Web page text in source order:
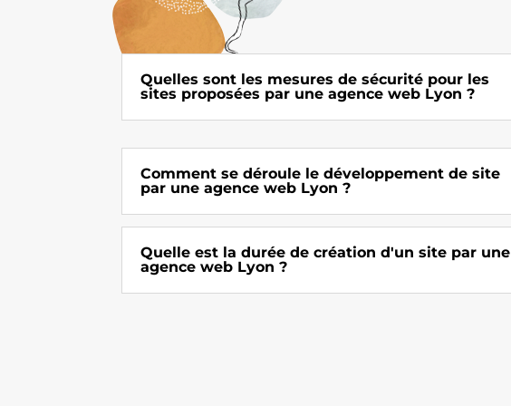
Quelles sont les mesures de sécurité pour les
sites proposées par une agence web Lyon ?
Comment se déroule le développement de site
par une agence web Lyon ?
Quelle est la durée de création d'un site par une
agence web Lyon ?